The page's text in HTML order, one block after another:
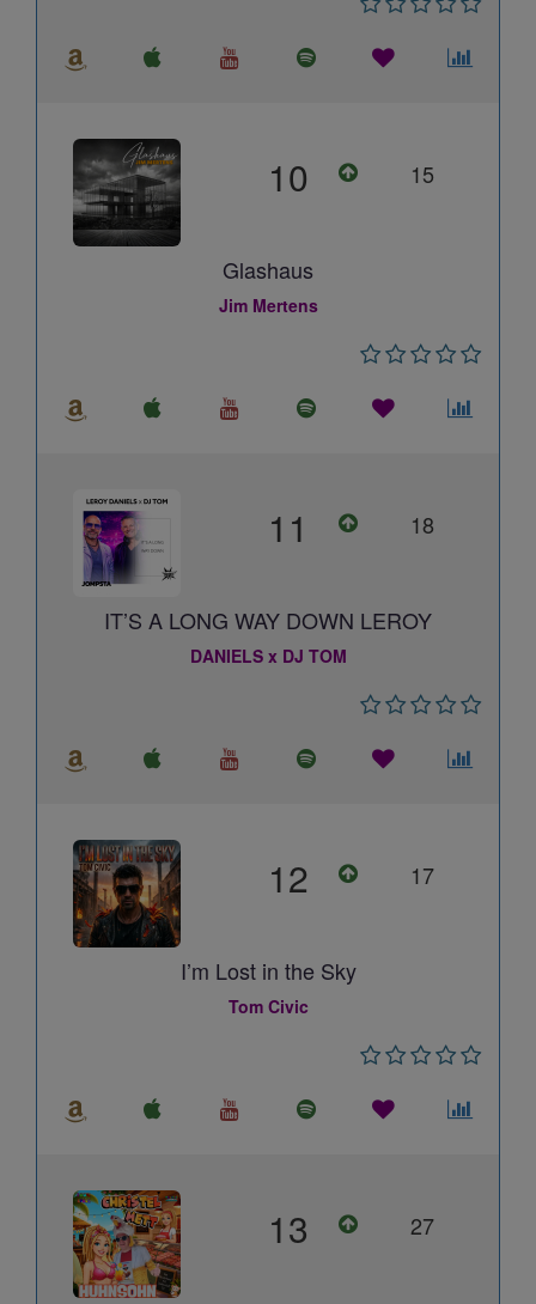
10 15
Glashaus
Jim Mertens
11 18
IT’S A LONG WAY DOWN LEROY
DANIELS x DJ TOM
12 17
I’m Lost in the Sky
Tom Civic
13 27